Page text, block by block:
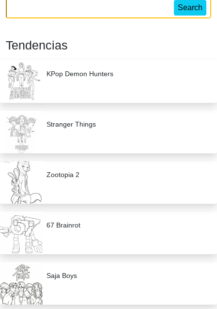
Search
Tendencias
KPop Demon Hunters
Stranger Things
Zootopia 2
67 Brainrot
Saja Boys